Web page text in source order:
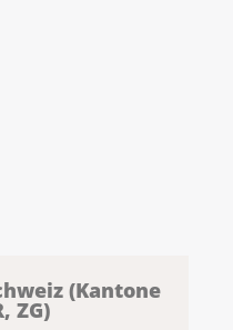
(Kantone
ZG)